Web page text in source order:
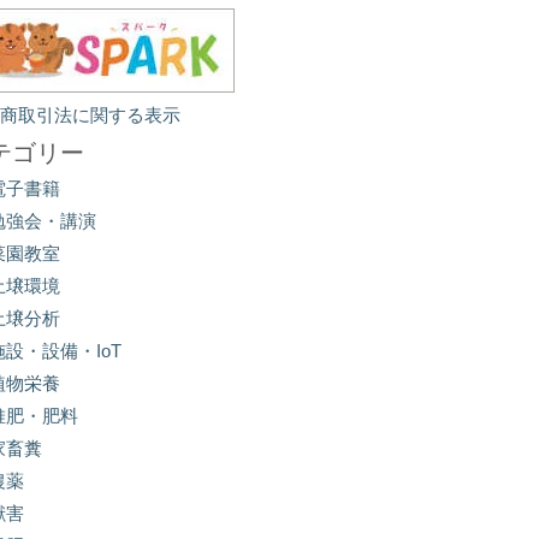
取引法に関する表示
ゴリー
子書籍
強会・講演
園教室
壌環境
壌分析
設・設備・IoT
物栄養
肥・肥料
畜糞
薬
害